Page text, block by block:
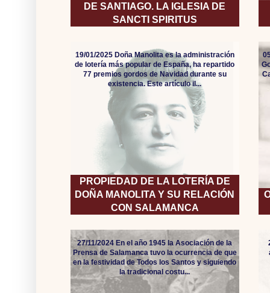
DE SANTIAGO. LA IGLESIA DE
SANCTI SPIRITUS
PROPIEDAD DE LA LOTERÍA DE
DOÑA MANOLITA Y SU RELACIÓN
CON SALAMANCA
19/01/2025 Doña Manolita es la administración
de lotería más popular de España, ha repartido
77 premios gordos de Navidad durante su
existencia. Este artículo il...
27/11/2024 En el año 1945 la Asociación de la
Prensa de Salamanca tuvo la ocurrencia de que
en la festividad de Todos los Santos y siguiendo
la tradicional costu...